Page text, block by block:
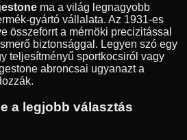
ma a világ legnagyobb
gyártó vállalata. Az 1931-es
összeforrt a mérnöki precizitással
biztonsággal. Legyen szó egy
teljesítményű sportkocsiról vagy
abroncsai ugyanazt a
a legjobb választás